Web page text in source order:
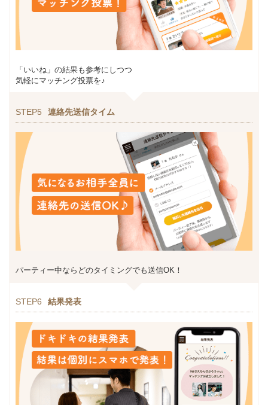
「いいね」の結果も参考にしつつ
気軽にマッチング投票を♪
STEP5 連絡先送信タイム
パーティー中ならどのタイミングでも送信OK！
STEP6 結果発表